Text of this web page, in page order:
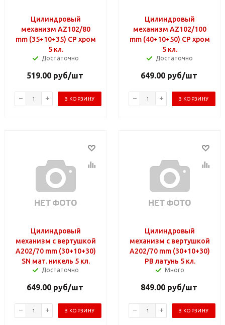
Цилиндровый
механизм AZ102/80
mm (35+10+35) CP хром
5 кл.
Достаточно
519.00руб/шт
В КОРЗИНУ
Цилиндровый
механизм AZ102/100
mm (40+10+50) CP хром
5 кл.
Достаточно
649.00руб/шт
В КОРЗИНУ
Цилиндровый
механизм с вертушкой
A202/70 mm (30+10+30)
SN мат. никель 5 кл.
Достаточно
649.00руб/шт
В КОРЗИНУ
Цилиндровый
механизм с вертушкой
A202/70 mm (30+10+30)
PB латунь 5 кл.
Много
849.00руб/шт
В КОРЗИНУ